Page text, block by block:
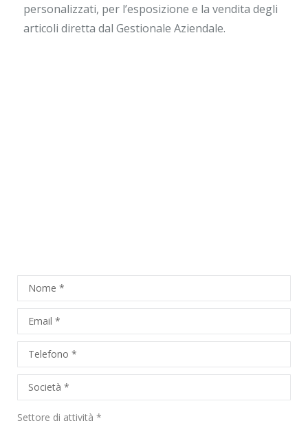
personalizzati, per l’esposizione e la vendita degli
articoli diretta dal Gestionale Aziendale.
Settore di attività *